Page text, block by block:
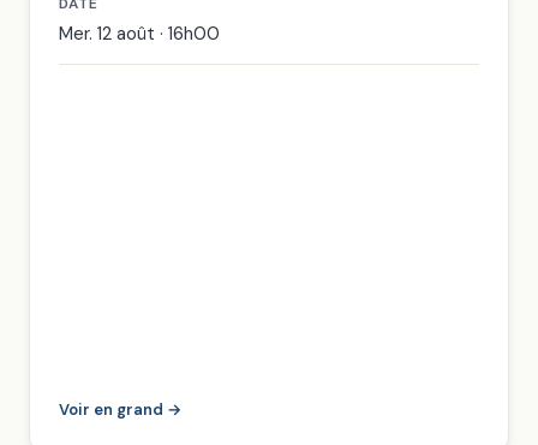
Mer. 12 août · 16h00
Voir en grand →